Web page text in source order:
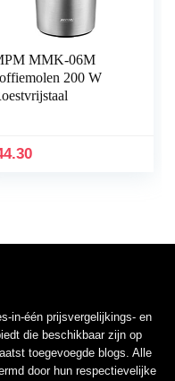
MMK-06M
200 W
in-één prijsvergelijkings- en
die beschikbaar zijn op
toegevoegde blogs. Alle
door hun respectievelijke